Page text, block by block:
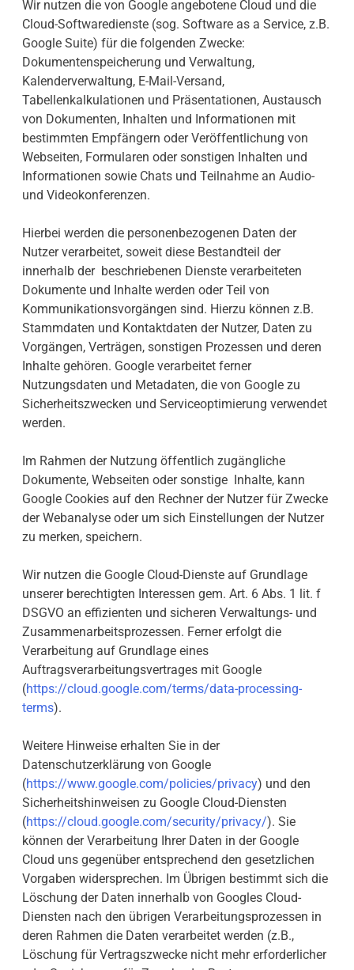
Wir nutzen die von Google angebotene Cloud und die
Cloud-Softwaredienste (sog. Software as a Service, z.B.
Google Suite) für die folgenden Zwecke:
Dokumentenspeicherung und Verwaltung,
Kalenderverwaltung, E-Mail-Versand,
Tabellenkalkulationen und Präsentationen, Austausch
von Dokumenten, Inhalten und Informationen mit
bestimmten Empfängern oder Veröffentlichung von
Webseiten, Formularen oder sonstigen Inhalten und
Informationen sowie Chats und Teilnahme an Audio-
und Videokonferenzen.
Hierbei werden die personenbezogenen Daten der
Nutzer verarbeitet, soweit diese Bestandteil der
innerhalb der beschriebenen Dienste verarbeiteten
Dokumente und Inhalte werden oder Teil von
Kommunikationsvorgängen sind. Hierzu können z.B.
Stammdaten und Kontaktdaten der Nutzer, Daten zu
Vorgängen, Verträgen, sonstigen Prozessen und deren
Inhalte gehören. Google verarbeitet ferner
Nutzungsdaten und Metadaten, die von Google zu
Sicherheitszwecken und Serviceoptimierung verwendet
werden.
Im Rahmen der Nutzung öffentlich zugängliche
Dokumente, Webseiten oder sonstige Inhalte, kann
Google Cookies auf den Rechner der Nutzer für Zwecke
der Webanalyse oder um sich Einstellungen der Nutzer
zu merken, speichern.
Wir nutzen die Google Cloud-Dienste auf Grundlage
unserer berechtigten Interessen gem. Art. 6 Abs. 1 lit. f
DSGVO an effizienten und sicheren Verwaltungs- und
Zusammenarbeitsprozessen. Ferner erfolgt die
Verarbeitung auf Grundlage eines
Auftragsverarbeitungsvertrages mit Google
(https://cloud.google.com/terms/data-processing-
terms).
Weitere Hinweise erhalten Sie in der
Datenschutzerklärung von Google
(https://www.google.com/policies/privacy) und den
Sicherheitshinweisen zu Google Cloud-Diensten
(https://cloud.google.com/security/privacy/). Sie
können der Verarbeitung Ihrer Daten in der Google
Cloud uns gegenüber entsprechend den gesetzlichen
Vorgaben widersprechen. Im Übrigen bestimmt sich die
Löschung der Daten innerhalb von Googles Cloud-
Diensten nach den übrigen Verarbeitungsprozessen in
deren Rahmen die Daten verarbeitet werden (z.B.,
Löschung für Vertragszwecke nicht mehr erforderlicher